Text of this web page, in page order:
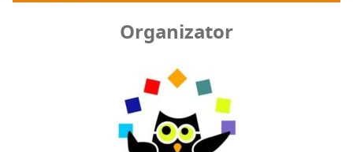
Organizator